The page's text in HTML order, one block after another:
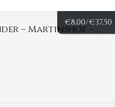
€8,00/€37,50
Spatbugunder – Martinshof – Duitsland